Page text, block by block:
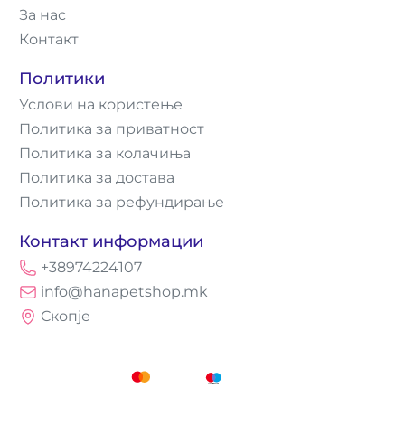
За нас
Контакт
Политики
Услови на користење
Политика за приватност
Политика за колачиња
Политика за достава
Политика за рефундирање
Контакт информации
+38974224107
info@hanapetshop.mk
Скопје